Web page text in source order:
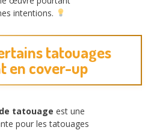
intentions.
tatouages
en cover-up
tatouage est une
pour les tatouages